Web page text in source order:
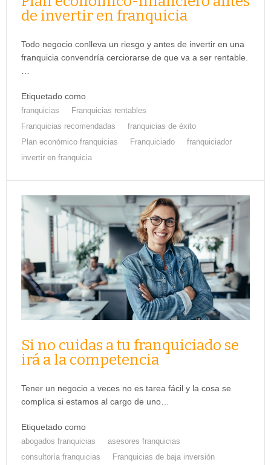
de invertir en franquicia
Todo negocio conlleva un riesgo y antes de invertir en una
franquicia convendría cerciorarse de que va a ser rentable.
Etiquetado como
franquicias
Franquicias rentables
Franquicias recomendadas
franquicias de éxito
Plan económico franquicias
Franquiciado
franquiciador
invertir en franquicia
Si no cuidas a tu franquiciado se
irá a la competencia
Tener un negocio a veces no es tarea fácil y la cosa se
complica si estamos al cargo de uno…
Etiquetado como
abogados franquicias
asesores franquicias
consultoría franquicias
Franquicias de baja inversión